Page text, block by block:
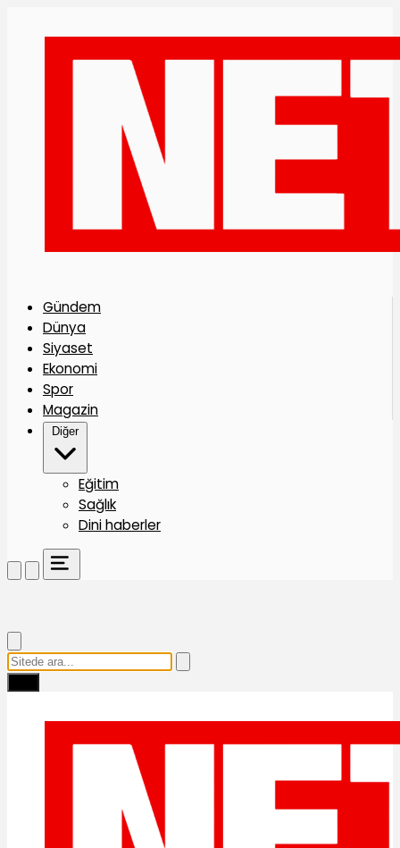
Gündem
Dünya
Siyaset
Ekonomi
Spor
Magazin
Diğer
Eğitim
Sağlık
Dini haberler